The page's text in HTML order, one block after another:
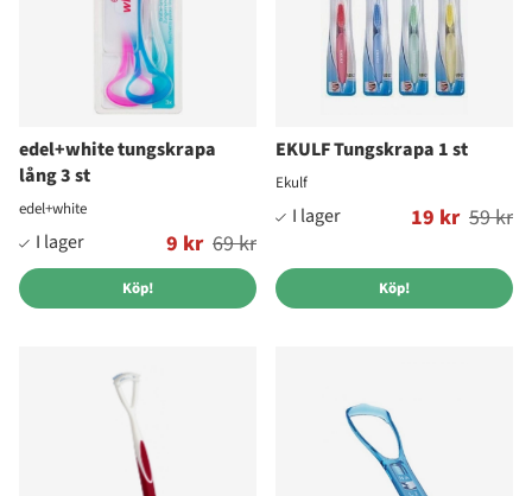
edel+white tungskrapa
lång 3 st
edel+white
9 kr
Ordinarie pris: 69 kr
Köp!
EKULF Tungskrapa 1 st
Ekulf
19 kr
Ordinarie pris: 59 kr
Köp!